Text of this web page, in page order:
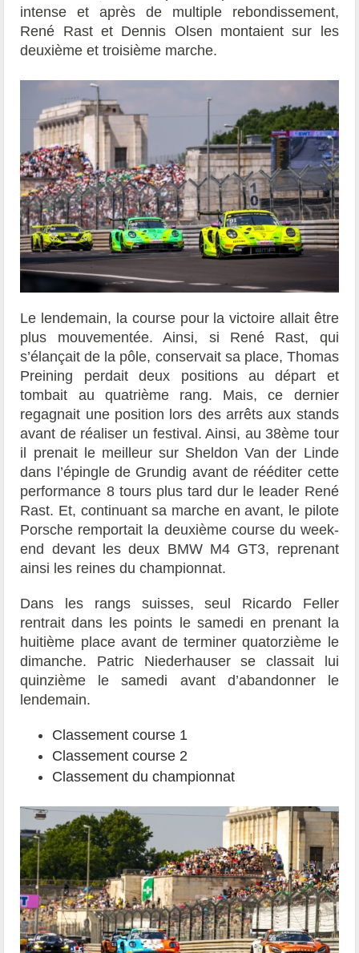
intense et après de multiple rebondissement,
René Rast et Dennis Olsen montaient sur les
deuxième et troisième marche.
Le lendemain, la course pour la victoire allait être
plus mouvementée. Ainsi, si René Rast, qui
s’élançait de la pôle, conservait sa place, Thomas
Preining perdait deux positions au départ et
tombait au quatrième rang. Mais, ce dernier
regagnait une position lors des arrêts aux stands
avant de réaliser un festival. Ainsi, au 38ème tour
il prenait le meilleur sur Sheldon Van der Linde
dans l’épingle de Grundig avant de rééditer cette
performance 8 tours plus tard dur le leader René
Rast. Et, continuant sa marche en avant, le pilote
Porsche remportait la deuxième course du week-
end devant les deux BMW M4 GT3, reprenant
ainsi les reines du championnat.
Dans les rangs suisses, seul Ricardo Feller
rentrait dans les points le samedi en prenant la
huitième place avant de terminer quatorzième le
dimanche. Patric Niederhauser se classait lui
quinzième le samedi avant d’abandonner le
lendemain.
Classement course 1
Classement course 2
Classement du championnat